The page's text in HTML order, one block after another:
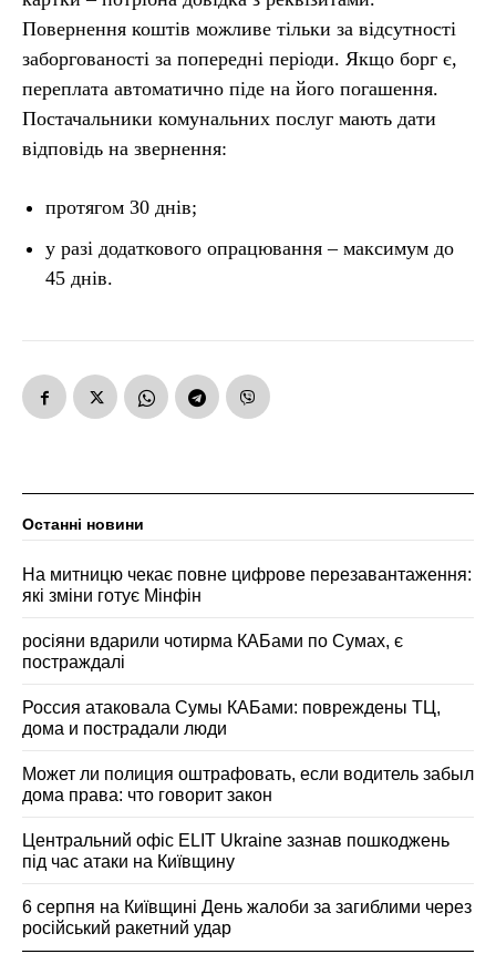
Повернення коштів можливе тільки за відсутності
заборгованості за попередні періоди. Якщо борг є,
переплата автоматично піде на його погашення.
Постачальники комунальних послуг мають дати
відповідь на звернення:
протягом 30 днів;
у разі додаткового опрацювання – максимум до
45 днів.
Останні новини
На митницю чекає повне цифрове перезавантаження:
які зміни готує Мінфін
росіяни вдарили чотирма КАБами по Сумах, є
постраждалі
Россия атаковала Сумы КАБами: повреждены ТЦ,
дома и пострадали люди
Может ли полиция оштрафовать, если водитель забыл
дома права: что говорит закон
Центральний офіс ELIT Ukraine зазнав пошкоджень
під час атаки на Київщину
6 серпня на Київщині День жалоби за загиблими через
російський ракетний удар